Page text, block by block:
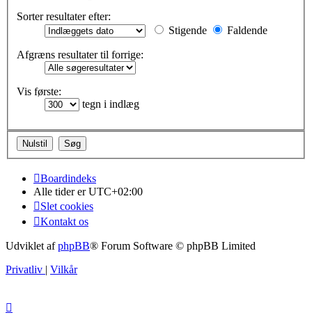
Sorter resultater efter:
Stigende
Faldende
Afgræns resultater til forrige:
Vis første:
tegn i indlæg
Boardindeks
Alle tider erUTC+02:00
Slet cookies
Kontakt os
Udviklet afphpBB® Forum Software © phpBB Limited
Privatliv | Vilkår